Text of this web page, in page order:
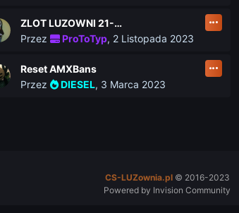
ZLOT LUZOWNI 21-23 czerwca
Przez
ProToTyp, 2 Listopada 2023
Reset AMXBans
Przez
DIESEL, 3 Marca 2023
CS-LUZownia.pl© 2016-2023
Powered by Invision Community